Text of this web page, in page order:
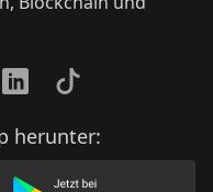
LinkedInTikTok
herunter: